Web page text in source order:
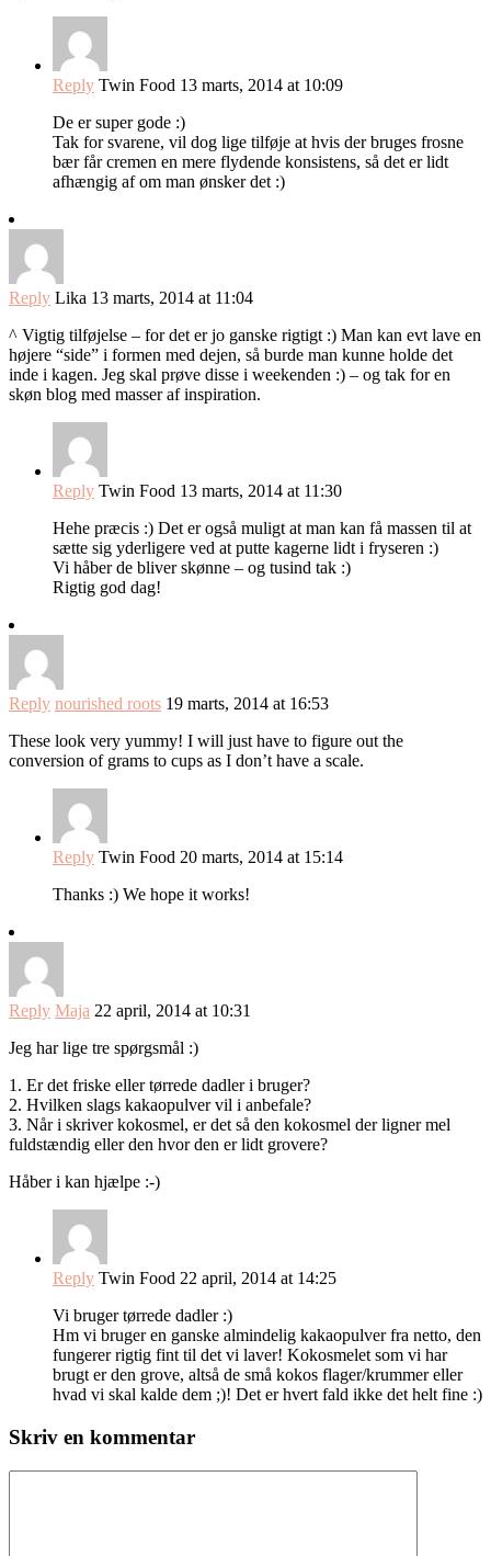
Reply Twin Food 13 marts, 2014 at 10:09
De er super gode :)
Tak for svarene, vil dog lige tilføje at hvis der bruges frosne
bær får cremen en mere flydende konsistens, så det er lidt
afhængig af om man ønsker det :)
Reply Lika 13 marts, 2014 at 11:04
^ Vigtig tilføjelse – for det er jo ganske rigtigt :) Man kan evt lave en
højere “side” i formen med dejen, så burde man kunne holde det
inde i kagen. Jeg skal prøve disse i weekenden :) – og tak for en
skøn blog med masser af inspiration.
Reply Twin Food 13 marts, 2014 at 11:30
Hehe præcis :) Det er også muligt at man kan få massen til at
sætte sig yderligere ved at putte kagerne lidt i fryseren :)
Vi håber de bliver skønne – og tusind tak :)
Rigtig god dag!
Reply nourished roots 19 marts, 2014 at 16:53
These look very yummy! I will just have to figure out the
conversion of grams to cups as I don’t have a scale.
Reply Twin Food 20 marts, 2014 at 15:14
Thanks :) We hope it works!
Reply Maja 22 april, 2014 at 10:31
Jeg har lige tre spørgsmål :)
1. Er det friske eller tørrede dadler i bruger?
2. Hvilken slags kakaopulver vil i anbefale?
3. Når i skriver kokosmel, er det så den kokosmel der ligner mel
fuldstændig eller den hvor den er lidt grovere?
Håber i kan hjælpe :-)
Reply Twin Food 22 april, 2014 at 14:25
Vi bruger tørrede dadler :)
Hm vi bruger en ganske almindelig kakaopulver fra netto, den
fungerer rigtig fint til det vi laver! Kokosmelet som vi har
brugt er den grove, altså de små kokos flager/krummer eller
hvad vi skal kalde dem ;)! Det er hvert fald ikke det helt fine :)
Skriv en kommentar